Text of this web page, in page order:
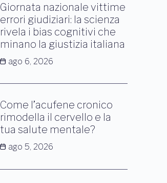
Giornata nazionale vittime
errori giudiziari: la scienza
rivela i bias cognitivi che
minano la giustizia italiana
ago 6, 2026
Come l’acufene cronico
rimodella il cervello e la
tua salute mentale?
ago 5, 2026